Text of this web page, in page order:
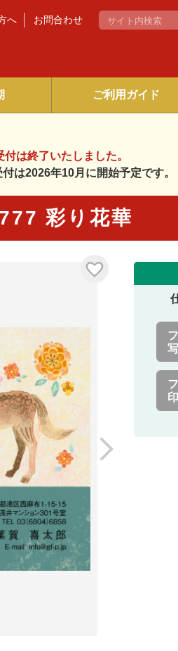
へ お問合わせ
ご利用ガイド
付は終了いたしました。
は2026年10月に開始予定です。
彩り花華